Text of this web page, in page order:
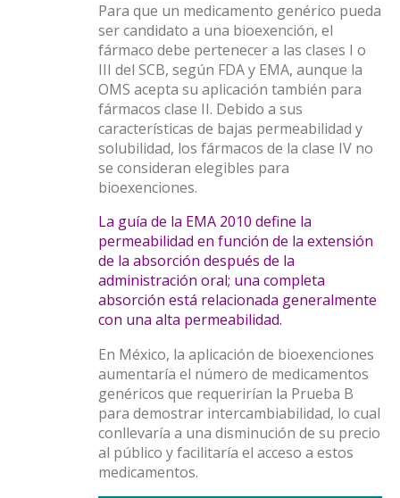
Para que un medicamento genérico pueda
ser candidato a una bioexención, el
fármaco debe pertenecer a las clases I o
III del SCB, según FDA y EMA, aunque la
OMS acepta su aplicación también para
fármacos clase II. Debido a sus
características de bajas permeabilidad y
solubilidad, los fármacos de la clase IV no
se consideran elegibles para
bioexenciones.
La guía de la EMA 2010 define la
permeabilidad en función de la extensión
de la absorción después de la
administración oral; una completa
absorción está relacionada generalmente
con una alta permeabilidad.
En México, la aplicación de bioexenciones
aumentaría el número de medicamentos
genéricos que requerirían la Prueba B
para demostrar intercambiabilidad, lo cual
conllevaría a una disminución de su precio
al público y facilitaría el acceso a estos
medicamentos.